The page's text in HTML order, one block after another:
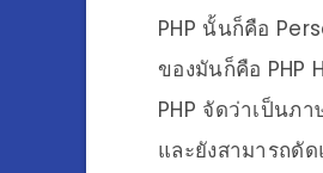
PHP นั้นก็คือ
ของมันก็คือ PHP
PHP จัดว่าเป็นภ
และยังสามารถดั